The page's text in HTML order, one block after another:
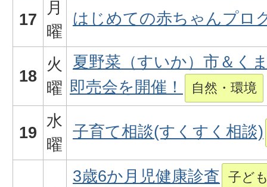
17
月
曜
はじめての赤ちゃんプロ
18
火
曜
夏野菜（すいか）市＆く
即売会を開催！
自然・環境
19
水
曜
子育て相談(すくすく相談)
3歳6か月児健康診査 子ど